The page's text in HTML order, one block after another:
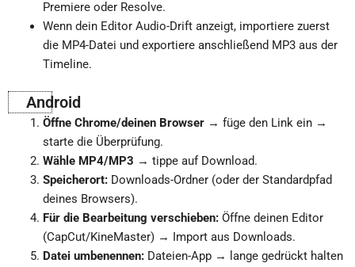
Premiere oder Resolve.
Wenn dein Editor Audio-Drift anzeigt, importiere zuerst
die MP4-Datei und exportiere anschließend MP3 aus der
Timeline.
Android
Öffne Chrome/deinen Browser→ füge den Link ein →
starte die Überprüfung.
Wähle MP4/MP3 → tippe auf Download.
Speicherort:Downloads-Ordner (oder der Standardpfad
deines Browsers).
Für die Bearbeitung verschieben:Öffne deinen Editor
(CapCut/KineMaster) → Import aus Downloads.
Datei umbenennen:Dateien-App → lange gedrückt halten